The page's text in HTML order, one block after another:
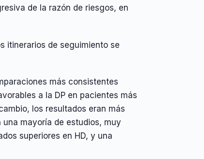
de la razón de riesgos, en
itinerarios de seguimiento se
más consistentes
a la DP en pacientes más
los resultados eran más
mayoría de estudios, muy
superiores en HD, y una